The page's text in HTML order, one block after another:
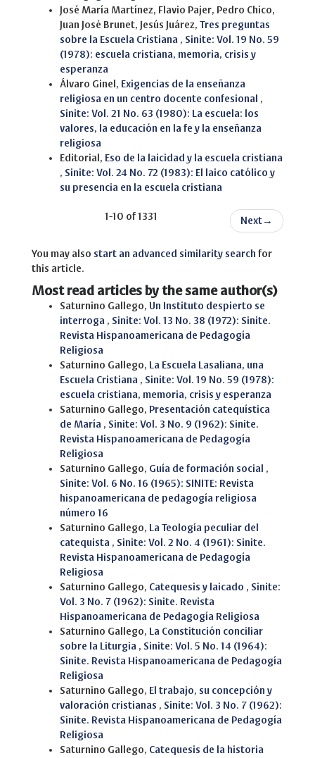
José María Martínez, Flavio Pajer, Pedro Chico,
Juan José Brunet, Jesús Juárez, Tres preguntas
sobre la Escuela Cristiana , Sinite: Vol. 19 No. 59
(1978): escuela cristiana, memoria, crisis y
esperanza
Álvaro Ginel, Exigencias de la enseñanza
religiosa en un centro docente confesional ,
Sinite: Vol. 21 No. 63 (1980): La escuela: los
valores, la educación en la fe y la enseñanza
religiosa
Editorial, Eso de la laicidad y la escuela cristiana
, Sinite: Vol. 24 No. 72 (1983): El laico católico y
su presencia en la escuela cristiana
1-10 of 1331 Next →
You may also start an advanced similarity search for
this article.
Most read articles by the same author(s)
Saturnino Gallego, Un Instituto despierto se
interroga , Sinite: Vol. 13 No. 38 (1972): Sinite.
Revista Hispanoamericana de Pedagogía
Religiosa
Saturnino Gallego, La Escuela Lasaliana, una
Escuela Cristiana , Sinite: Vol. 19 No. 59 (1978):
escuela cristiana, memoria, crisis y esperanza
Saturnino Gallego, Presentación catequística
de María , Sinite: Vol. 3 No. 9 (1962): Sinite.
Revista Hispanoamericana de Pedagogía
Religiosa
Saturnino Gallego, Guía de formación social ,
Sinite: Vol. 6 No. 16 (1965): SINITE: Revista
hispanoamericana de pedagogía religiosa
número 16
Saturnino Gallego, La Teología peculiar del
catequista , Sinite: Vol. 2 No. 4 (1961): Sinite.
Revista Hispanoamericana de Pedagogía
Religiosa
Saturnino Gallego, Catequesis y laicado , Sinite:
Vol. 3 No. 7 (1962): Sinite. Revista
Hispanoamericana de Pedagogía Religiosa
Saturnino Gallego, La Constitución conciliar
sobre la Liturgia , Sinite: Vol. 5 No. 14 (1964):
Sinite. Revista Hispanoamericana de Pedagogía
Religiosa
Saturnino Gallego, El trabajo, su concepción y
valoración cristianas , Sinite: Vol. 3 No. 7 (1962):
Sinite. Revista Hispanoamericana de Pedagogía
Religiosa
Saturnino Gallego, Catequesis de la historia